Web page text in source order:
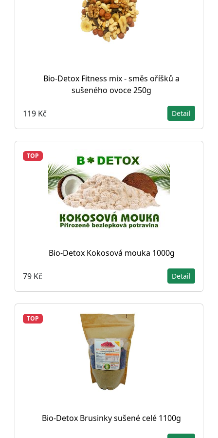
Bio-Detox Fitness mix - směs oříšků a
sušeného ovoce 250g
119 Kč Detail
TOP
Bio-Detox Kokosová mouka 1000g
79 Kč Detail
TOP
Bio-Detox Brusinky sušené celé 1100g